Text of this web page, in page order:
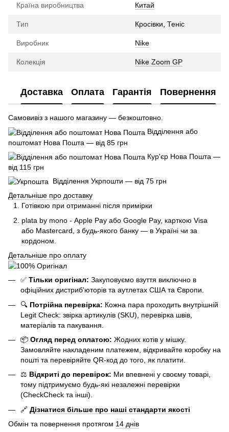
Країна виробництва Китай
Тип Кросівки, Теніс
Виробник Nike
Колекція Nike Zoom GP
Доставка Оплата Гарантія Повернення
Самовивіз з нашого магазину — безкоштовно.
Відділення або
поштомат Нова Пошта — від 85 грн
Кур'єр Нова Пошта —
від 115 грн
Відділення Укрпошти — від 75 грн
Детальніше про доставку
Готівкою при отриманні після примірки
plata by mono - Apple Pay або Google Pay, карткою Visa
або Mastercard, з будь-якого банку — в Україні чи за
кордоном.
Детальніше про оплату
✅ Тільки оригінал: Закуповуємо взуття виключно в
офіційних дистриб'юторів та аутлетах США та Європи.
🔍 Потрійна перевірка: Кожна пара проходить внутрішній
Legit Check: звірка артикулів (SKU), перевірка швів,
матеріалів та пакування.
📦 Огляд перед оплатою: Жодних котів у мішку.
Замовляйте накладеним платежем, відкривайте коробку на
пошті та перевіряйте QR-код до того, як платити.
⚖️ Відкриті до перевірок: Ми впевнені у своєму товарі,
тому підтримуємо будь-які незалежні перевірки
(CheckCheck та інші).
🔗 Дізнатися більше про наші стандарти якості
Обмін та повернення протягом 14 днів